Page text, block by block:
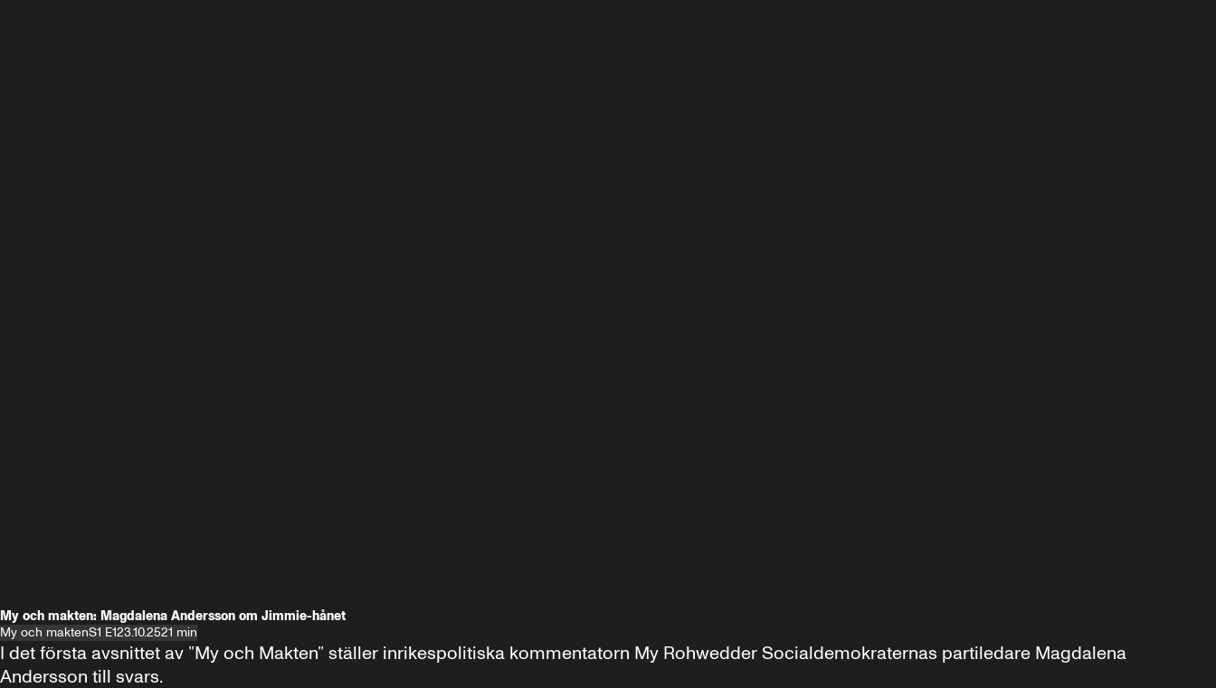
My och makten: Magdalena Andersson om Jimmie-hånet
My och maktenS1 E123.10.2521 min
I det första avsnittet av ”My och Makten” ställer inrikespolitiska kommentatorn My Rohwedder Socialdemokraternas partiledare Magdalena
Andersson till svars.